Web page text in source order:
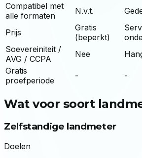
Compatibel met
alle formaten
N.v.t.
Prijs
Gratis
(beperkt)
Soevereiniteit /
AVG / CCPA
Nee
Gratis
proefperiode
- -
Wat voor soort
Zelfstandige landmeter
Doelen